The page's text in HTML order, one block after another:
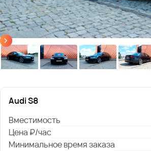
Audi S8
Вместимость
Цена ₽/час
Минимальное время заказа